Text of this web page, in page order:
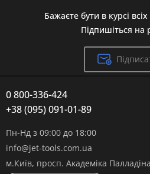
Бажаєте бути в курсі
Підпишіться на
0 800-336-424
+38 (095) 091-01-89
Пн-Нд з 09:00 до 18:00
info@jet-tools.com.ua
м.Київ, просп. Академіка